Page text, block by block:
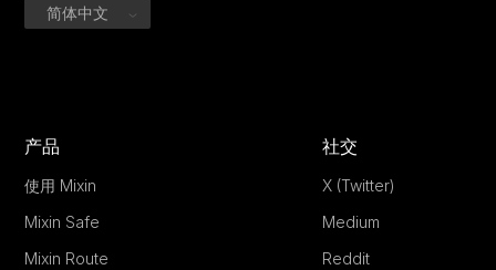
简体中文
产品
使用 Mixin
Mixin Safe
Mixin Route
社交
X (Twitter)
Medium
Reddit